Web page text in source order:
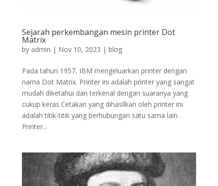
Sejarah perkembangan mesin printer Dot
Matrix
by admin | Nov 10, 2023 | blog
Pada tahun 1957, IBM mengeluarkan printer dengan
nama Dot Matrix. Printer ini adalah printer yang sangat
mudah diketahui dan terkenal dengan suaranya yang
cukup keras.Cetakan yang dihasilkan oleh printer ini
adalah titik-titik yang berhubungan satu sama lain.
Printer...